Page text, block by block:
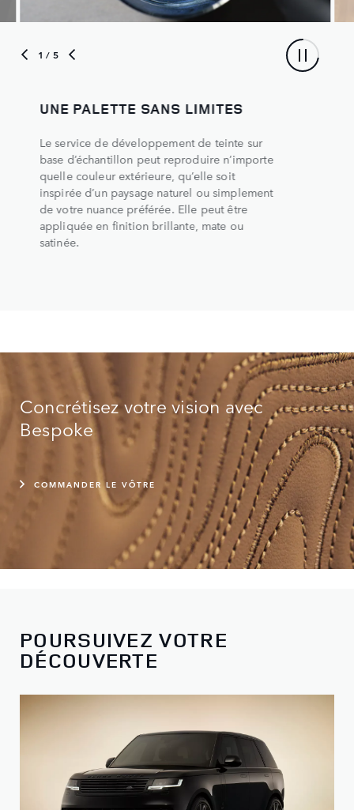
1 / 5
UNE PALETTE SANS LIMITES
Le service de développement de teinte sur
base d’échantillon peut reproduire n’importe
quelle couleur extérieure, qu’elle soit
inspirée d’un paysage naturel ou simplement
de votre nuance préférée. Elle peut être
appliquée en finition brillante, mate ou
satinée.
Concrétisez votre vision avec
Bespoke
COMMANDER LE VÔTRE
POURSUIVEZ VOTRE
DÉCOUVERTE